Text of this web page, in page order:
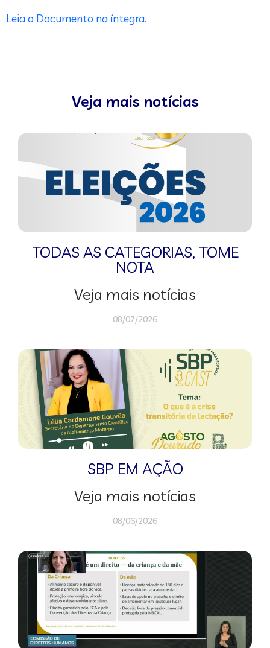
Leia o Documento na íntegra.
Veja mais notícias
TODAS AS CATEGORIAS, TOME
NOTA
Veja mais notícias
08/07/2026
SBP EM AÇÃO
Veja mais notícias
08/06/2026